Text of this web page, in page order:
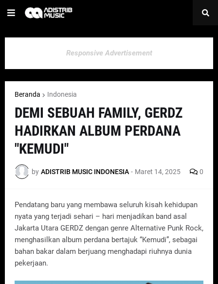
Responsive Advertisement
Beranda Indonesia
DEMI SEBUAH FAMILY, GERDZ
HADIRKAN ALBUM PERDANA
"KEMUDI"
by ADISTRIB MUSIC INDONESIA - Maret 14, 2025 0
Pendatang baru yang membawa seluruh kisah kehidupan
nyata yang terjadi sehari – hari menjadikan band asal
Jakarta Utara GERDZ dengan genre Alternative Punk Rock,
menghasilkan album perdana bertajuk “Kemudi”, sebagai
bahan bakar dalam berjuang menghadapi riuhnya dunia
pekerjaan.